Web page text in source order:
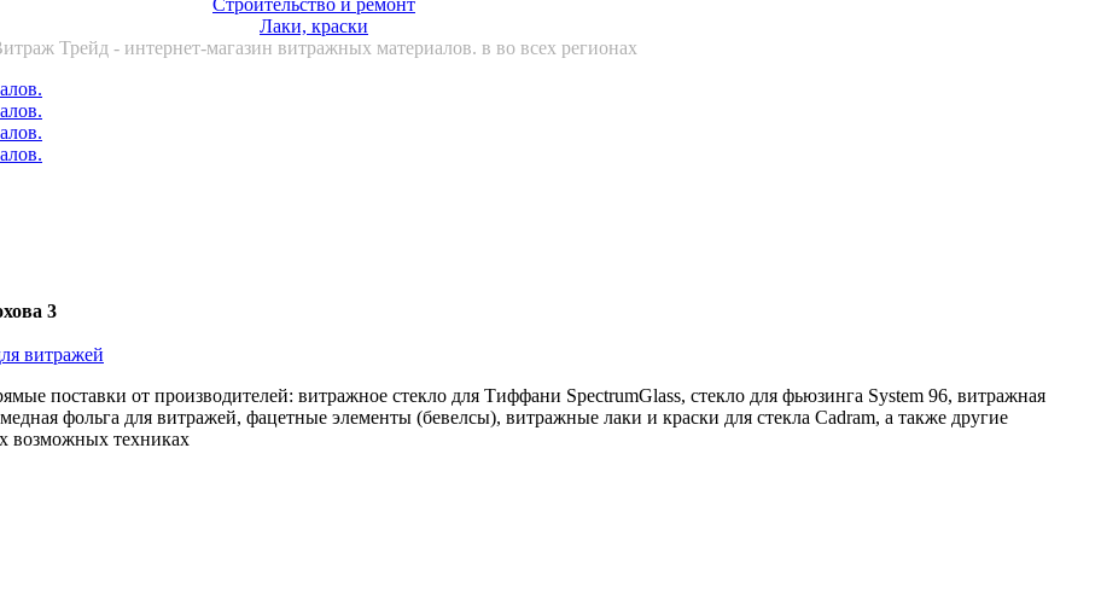
Лаки, краски
Трейд - интернет-магазин витражных материалов. в во всех регионах
3
витражей
поставки от производителей: витражное стекло для Тиффани SpectrumGlass, стекло для фьюзинга System 96, витражная
фольга для витражей, фацетные элементы (бевелсы), витражные лаки и краски для стекла Cadram, а также другие
возможных техниках